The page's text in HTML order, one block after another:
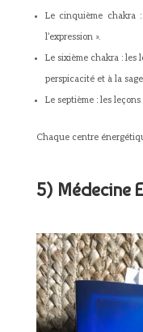
Le cinquième
l’expression ».
Le sixième chakra : les
perspicacité et à la
Le septième : les
Chaque centre
5) Médecine